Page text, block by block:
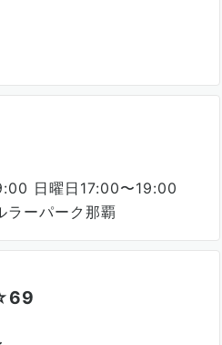
日曜日17:00〜19:00
ラーパーク那覇